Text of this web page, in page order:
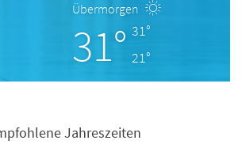
Übermorgen
31° 31°
21°
Jahreszeiten